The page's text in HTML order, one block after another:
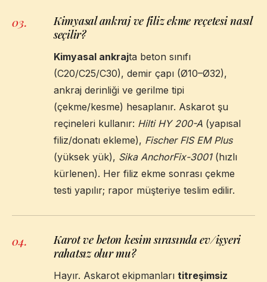
03.
Kimyasal ankraj ve filiz ekme reçetesi nasıl
seçilir?
Kimyasal ankrajta beton sınıfı
(C20/C25/C30), demir çapı (Ø10–Ø32),
ankraj derinliği ve gerilme tipi
(çekme/kesme) hesaplanır. Askarot şu
reçineleri kullanır: Hilti HY 200-A (yapısal
filiz/donatı ekleme), Fischer FIS EM Plus
(yüksek yük), Sika AnchorFix-3001(hızlı
kürlenen). Her filiz ekme sonrası çekme
testi yapılır; rapor müşteriye teslim edilir.
04.
Karot ve beton kesim sırasında ev/işyeri
rahatsız olur mu?
Hayır. Askarot ekipmanları titreşimsiz